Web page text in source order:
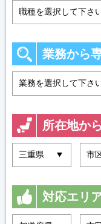
業務から
所在地か
対応エリ